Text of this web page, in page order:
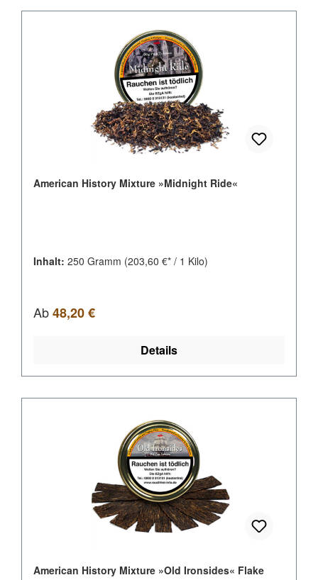
American History Mixture »Midnight Ride«
Inhalt: 250 Gramm (203,60 €* / 1 Kilo)
Regulärer Preis:
Ab48,20 €
Details
American History Mixture »Old Ironsides« Flake